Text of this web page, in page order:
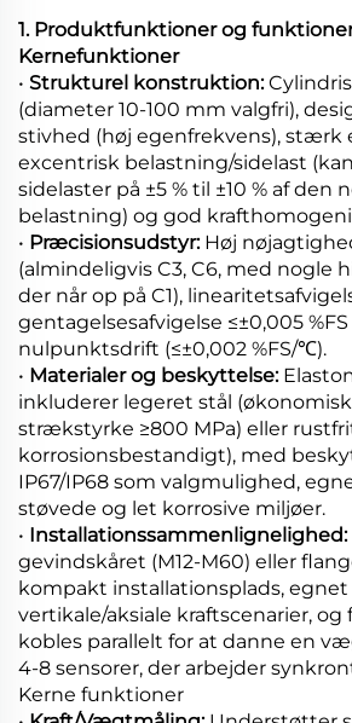
1. Produktfunktioner og
Kernefunktioner
• Strukturel konstruktion:
(diameter 10-100 mm valgfri),
stivhed (høj egenfrekvens), stærk
excentrisk belastning/sidelast
sidelaster på ±5 % til ±10 % af den
belastning) og god
• Præcisionsudstyr: Høj
(almindeligvis C3, C6, med nogle
der når op på C1),
gentagelsesafvigelse ≤±0,005
nulpunktsdrift (≤±0,002 %FS/℃).
• Materialer og beskyttelse:
inkluderer legeret stål
strækstyrke ≥800 MPa) eller
korrosionsbestandigt), med
IP67/IP68 som valgmulighed,
støvede og let korrosive miljøer.
• Installationssammenlignelighed:
gevindskåret (M12-M60) eller
kompakt installationsplads, egnet
vertikale/aksiale kraftscenarier, og
kobles parallelt for at danne en
4-8 sensorer, der arbejder
Kerne funktioner